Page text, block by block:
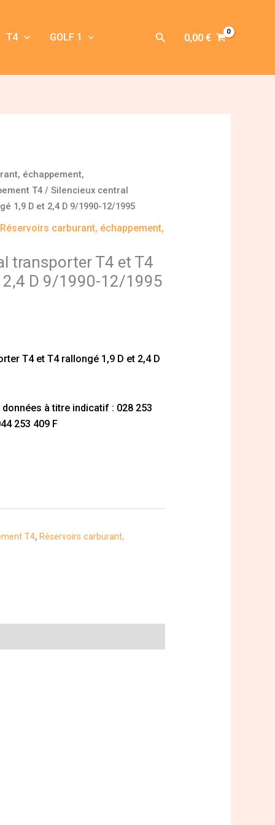
T4 GOLF 1 Rechercher
0,00 €
échappement,
T4 / Silencieux central
1,9 D et 2,4 D 9/1990-12/1995
Réservoirs carburant, échappement,
transporter T4 et T4
2,4 D 9/1990-12/1995
T4 et T4 rallongé 1,9 D et 2,4 D
à titre indicatif : 028 253
253 409 F
T4, Réservoirs carburant,